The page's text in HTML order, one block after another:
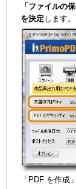
「ファイルの保
を決定 します。
「PDF を作成